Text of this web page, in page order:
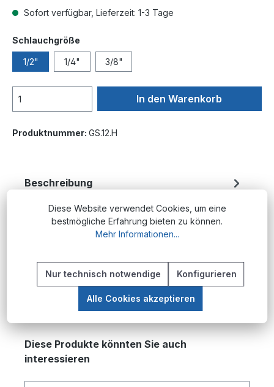
Sofort verfügbar, Lieferzeit: 1-3 Tage
Schlauchgröße
1/2" 1/4" 3/8"
In den Warenkorb
Produktnummer: GS.12.H
Beschreibung
Produktübersicht Gelenkschläuche mit
Sperrhahn sind modulare
Kühlmittelzuleitungssysteme für die präzise
Produktgalerie überspringen
Diese Produkte könnten Sie auch
interessieren
Diese Website verwendet Cookies, um eine
bestmögliche Erfahrung bieten zu können.
Mehr Informationen...
Nur technisch notwendige Konfigurieren
Alle Cookies akzeptieren